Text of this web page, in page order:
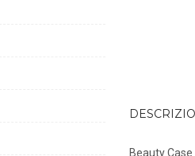
Beauty